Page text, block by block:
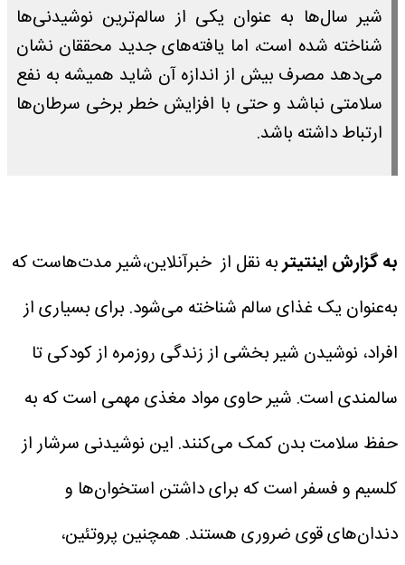
شیر سال‌ها به عنوان یکی از سالم‌ترین نوشیدنی‌ها
شناخته شده است، اما یافته‌های جدید محققان نشان
می‌دهد مصرف بیش از اندازه آن شاید همیشه به نفع
سلامتی نباشد و حتی با افزایش خطر برخی سرطان‌ها
ارتباط داشته باشد.
به گزارش اینتیتربه نقل از خبرآنلاین،شیر مدت‌هاست که
به‌عنوان یک غذای سالم شناخته می‌شود. برای بسیاری از
افراد، نوشیدن شیر بخشی از زندگی روزمره از کودکی تا
سالمندی است. شیر حاوی مواد مغذی مهمی است که به
حفظ سلامت بدن کمک می‌کنند. این نوشیدنی سرشار از
کلسیم و فسفر است که برای داشتن استخوان‌ها و
دندان‌های قوی ضروری هستند. همچنین پروتئین،